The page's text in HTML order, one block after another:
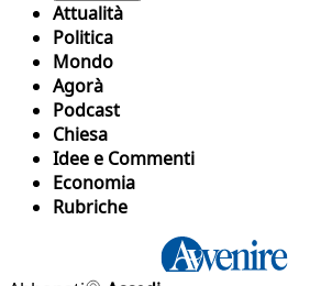
Attualità
Politica
Mondo
Agorà
Podcast
Chiesa
Idee e Commenti
Economia
Rubriche